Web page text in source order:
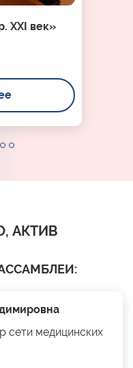
XXI век»
АКТИВ
сети медицинских